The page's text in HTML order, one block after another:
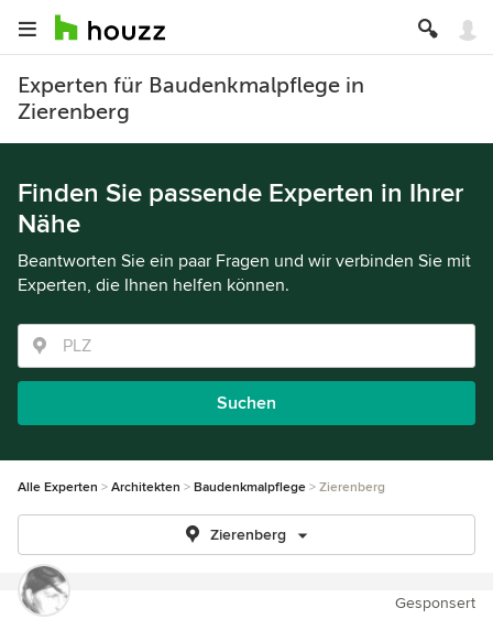
Experten für Baudenkmalpflege in
Zierenberg
Finden Sie passende Experten in Ihrer
Nähe
Beantworten Sie ein paar Fragen und wir verbinden Sie mit
Experten, die Ihnen helfen können.
Suchen
Alle Experten Architekten Baudenkmalpflege Zierenberg
Zierenberg
Gesponsert